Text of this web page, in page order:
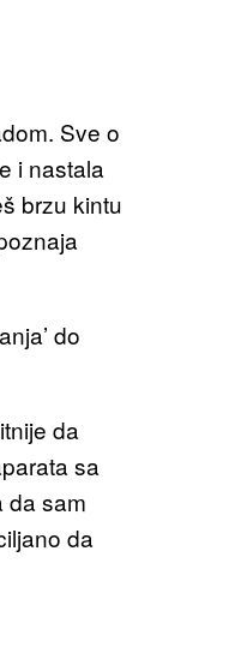
Sve o
i nastala
brzu kintu
do
da
sa
da sam
da